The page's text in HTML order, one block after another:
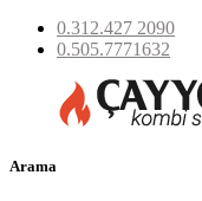
0.312.427 2090
0.505.7771632
Arama